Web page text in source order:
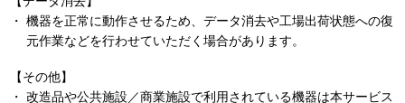
機器を正常に動作させるため、データ消去や工場出荷状態への復
元作業などを行わせていただく場合があります。
【その他】
改造品や公共施設／商業施設で利用されている機器は本サービス